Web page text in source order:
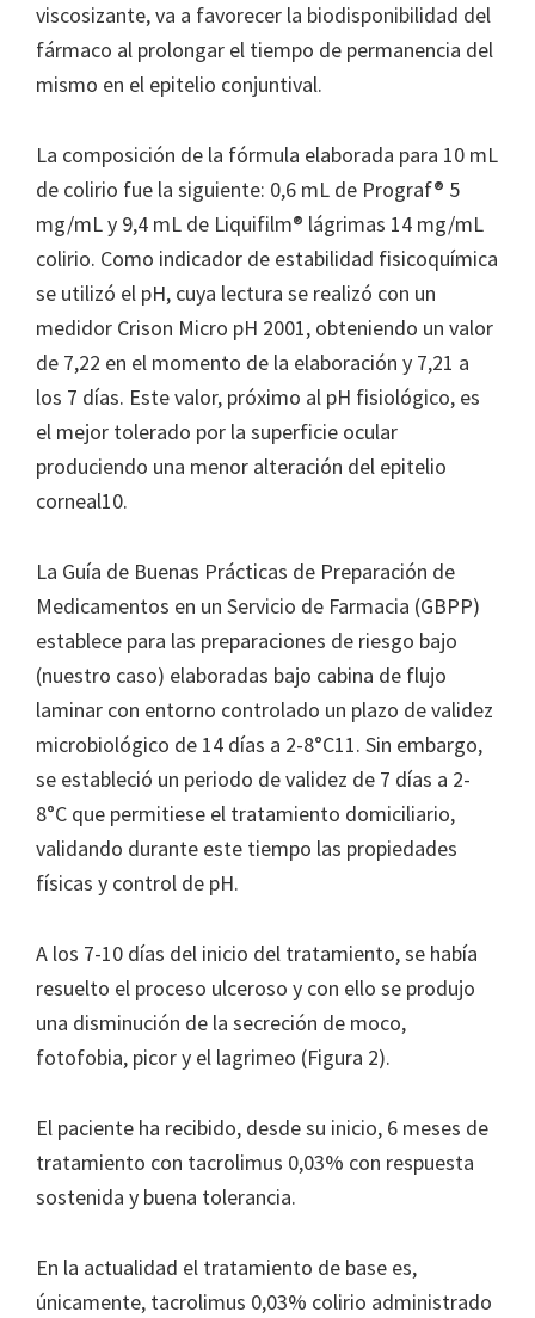
viscosizante, va a favorecer la biodisponibilidad del
fármaco al prolongar el tiempo de permanencia del
mismo en el epitelio conjuntival.
La composición de la fórmula elaborada para 10 mL
de colirio fue la siguiente: 0,6 mL de Prograf® 5
mg/mL y 9,4 mL de Liquifilm® lágrimas 14 mg/mL
colirio. Como indicador de estabilidad fisicoquímica
se utilizó el pH, cuya lectura se realizó con un
medidor Crison Micro pH 2001, obteniendo un valor
de 7,22 en el momento de la elaboración y 7,21 a
los 7 días. Este valor, próximo al pH fisiológico, es
el mejor tolerado por la superficie ocular
produciendo una menor alteración del epitelio
corneal10.
La Guía de Buenas Prácticas de Preparación de
Medicamentos en un Servicio de Farmacia (GBPP)
establece para las preparaciones de riesgo bajo
(nuestro caso) elaboradas bajo cabina de flujo
laminar con entorno controlado un plazo de validez
microbiológico de 14 días a 2-8°C11. Sin embargo,
se estableció un periodo de validez de 7 días a 2-
8°C que permitiese el tratamiento domiciliario,
validando durante este tiempo las propiedades
físicas y control de pH.
A los 7-10 días del inicio del tratamiento, se había
resuelto el proceso ulceroso y con ello se produjo
una disminución de la secreción de moco,
fotofobia, picor y el lagrimeo (Figura 2).
El paciente ha recibido, desde su inicio, 6 meses de
tratamiento con tacrolimus 0,03% con respuesta
sostenida y buena tolerancia.
En la actualidad el tratamiento de base es,
únicamente, tacrolimus 0,03% colirio administrado